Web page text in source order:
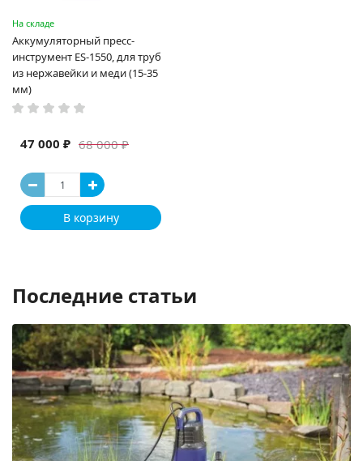
На складе
Аккумуляторный пресс-
инструмент ES-1550, для труб
из нержавейки и меди (15-35
мм)
68 000 ₽
47 000 ₽
В корзину
Последние статьи